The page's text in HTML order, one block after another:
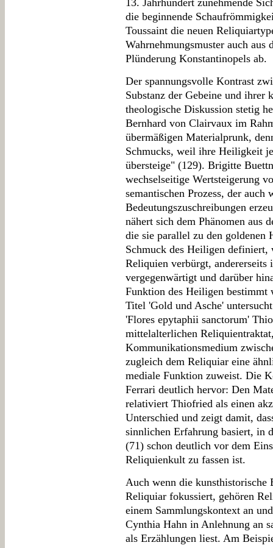
13. Jahrhundert zunehmende
die beginnende
Toussaint die neuen
Wahrnehmungsmuster auch
Plünderung Konstantinopels ab.
Der spannungsvolle Kontrast
Substanz der Gebeine und ihrer
theologische Diskussion stetig
Bernhard von Clairvaux im
übermäßigen Materialprunk,
Schmucks, weil ihre Heiligkeit
übersteige" (129). Brigitte
wechselseitige Wertsteigerung
semantischen Prozess, der auch
Bedeutungszuschreibungen
nähert sich dem Phänomen aus
die sie parallel zu den goldenen
Schmuck des Heiligen
Reliquien verbürgt,
vergegenwärtigt und darüber
Funktion des Heiligen bestimmt
Titel 'Gold und Asche'
'Flores epytaphii sanctorum'
mittelalterlichen
Kommunikationsmedium
zugleich dem Reliquiar eine
mediale Funktion zuweist. Die
Ferrari deutlich hervor: Den
relativiert Thiofried als einen
Unterschied und zeigt damit,
sinnlichen Erfahrung basiert, in
(71) schon deutlich vor dem
Reliquienkult zu fassen ist.
Auch wenn die kunsthistorische
Reliquiar fokussiert, gehören
einem Sammlungskontext an
Cynthia Hahn in Anlehnung an
als Erzählungen liest. Am